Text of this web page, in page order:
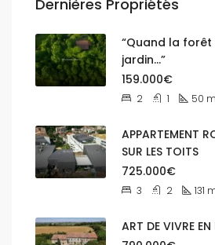
Dernières Propriétés
“Quand la
jardin…”
159.000€
2 1 50
APPARTEMENT
SUR LES TOITS
725.000€
3 2 131
ART DE VIVRE